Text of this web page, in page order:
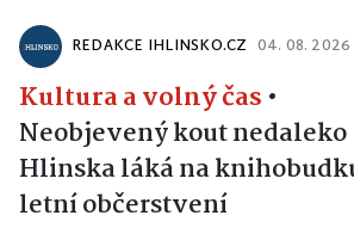
REDAKCE IHLINSKO.CZ 04. 08. 2026
Kultura a volný čas •
Neobjevený kout nedaleko
Hlinska láká na
letní občerstvení